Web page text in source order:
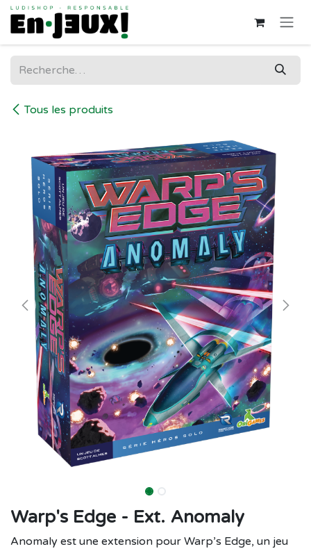
Se rendre au contenu
Tous les produits
Warp's Edge - Ext. Anomaly
Anomaly est une extension pour Warp’s Edge, un jeu